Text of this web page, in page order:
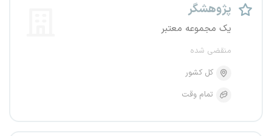
پژوهشگر
یک مجموعه معتبر
منقضی شده
کل کشور
تمام وقت